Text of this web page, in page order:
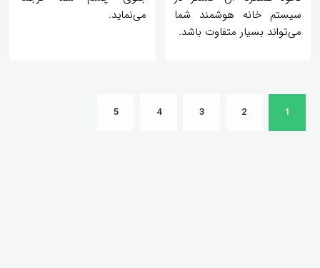
سیستم خانه هوشمند شما
می‌تواند بسیار متفاوت باشد.
می‌نماید.